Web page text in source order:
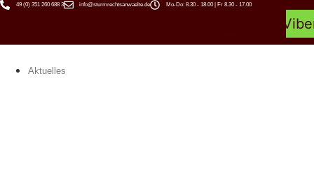
49 (0) 351 260 688 3 info@sturmrechtsanwaelte.de Mo-Do: 8.30 - 18.00 | Fr 8.30 - 17.00
Google
Aktuelles